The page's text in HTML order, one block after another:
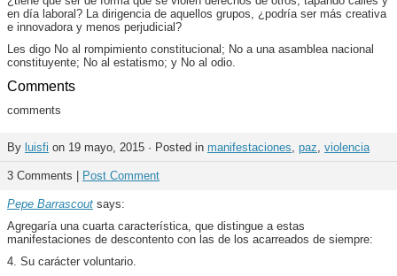
en día laboral? La dirigencia de aquellos grupos, ¿podría ser más creativa
e innovadora y menos perjudicial?
Les digo No al rompimiento constitucional; No a una asamblea nacional
constituyente; No al estatismo; y No al odio.
Comments
comments
By luisfi on 19 mayo, 2015 · Posted in manifestaciones, paz, violencia
3 Comments | Post Comment
Pepe Barrascout says:
Agregaría una cuarta característica, que distingue a estas
manifestaciones de descontento con las de los acarreados de siempre:
4. Su carácter voluntario.